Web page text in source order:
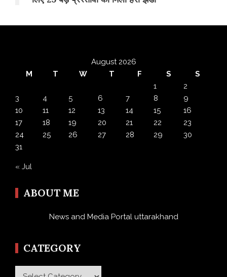
August 2026
M
T W T F S
S
1
2
3
4 5 6 7 8
9
10
11 12 13 14 15
16
17
18 19 20 21 22
23
24
25 26 27 28 29
30
31
« Jul
ABOUT ME
News and Media Portal uttarakhand
CATEGORY
Category